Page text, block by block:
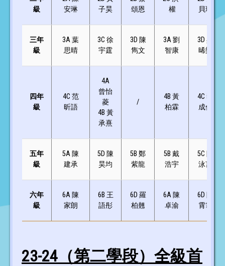
級
安琳
子昊
頌恩
權
貝琳
三年
級
3A 葉
思晴
3C 徐
宇霆
3D 陳
雋文
3A 劉
智康
3D 吳
晞樂
四年
級
4C 范
昕語
4A
曾怡
菱
4B 黃
承熹
/
4B 黃
柏霖
4C 李
成俊
五年
級
5A 陳
建承
5D 陳
昊均
5B 鄭
紫龍
5B 戴
浩宇
5C 陳
泳言
六年
級
6A 陳
家朗
6B 王
語彤
6D 羅
柏翹
6A 陳
卓渝
6D 陳
霄霏
23-24（第二學段）全級首